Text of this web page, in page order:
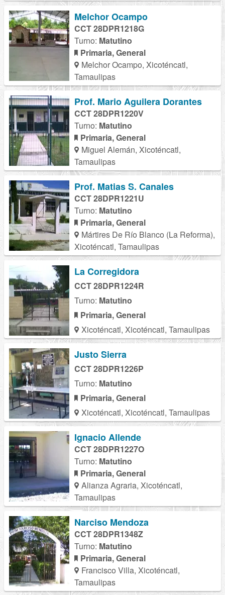
Melchor Ocampo
CCT 28DPR1218G
Turno: Matutino
Primaria, General
Melchor Ocampo, Xicoténcatl,
Tamaulipas
Prof. Mario Aguilera Dorantes
CCT 28DPR1220V
Turno: Matutino
Primaria, General
Miguel Alemán, Xicoténcatl,
Tamaulipas
Prof. Matias S. Canales
CCT 28DPR1221U
Turno: Matutino
Primaria, General
Mártires De Río Blanco (La Reforma),
Xicoténcatl, Tamaulipas
La Corregidora
CCT 28DPR1224R
Turno: Matutino
Primaria, General
Xicoténcatl, Xicoténcatl, Tamaulipas
Justo Sierra
CCT 28DPR1226P
Turno: Matutino
Primaria, General
Xicoténcatl, Xicoténcatl, Tamaulipas
Ignacio Allende
CCT 28DPR1227O
Turno: Matutino
Primaria, General
Alianza Agraria, Xicoténcatl,
Tamaulipas
Narciso Mendoza
CCT 28DPR1348Z
Turno: Matutino
Primaria, General
Francisco Villa, Xicoténcatl,
Tamaulipas